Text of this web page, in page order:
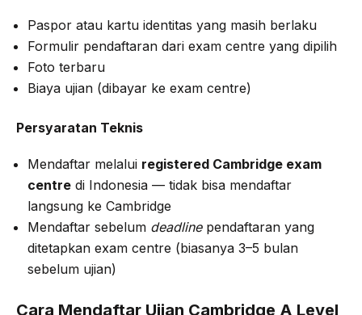
Paspor atau kartu identitas yang masih berlaku
Formulir pendaftaran dari exam centre yang dipilih
Foto terbaru
Biaya ujian (dibayar ke exam centre)
Persyaratan Teknis
Mendaftar melalui registered Cambridge exam
centredi Indonesia — tidak bisa mendaftar
langsung ke Cambridge
Mendaftar sebelum deadlinependaftaran yang
ditetapkan exam centre (biasanya 3–5 bulan
sebelum ujian)
Cara Mendaftar Ujian Cambridge A Level